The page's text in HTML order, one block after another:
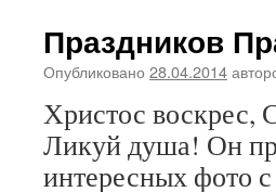
Праздников
Опубликовано 28.04.2014
Христос воскрес,
Ликуй душа! Он
интересных фото